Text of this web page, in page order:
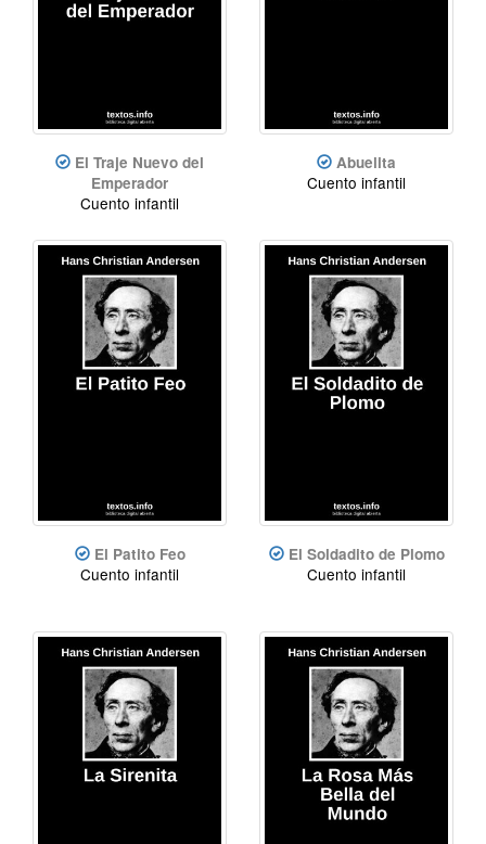
El Traje Nuevo del
Emperador
Cuento infantil
Abuelita
Cuento infantil
El Patito Feo
Cuento infantil
El Soldadito de Plomo
Cuento infantil